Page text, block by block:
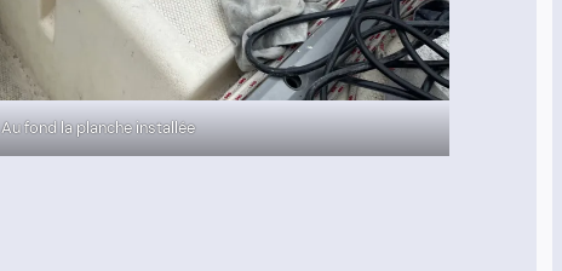
Au fond la planche installée